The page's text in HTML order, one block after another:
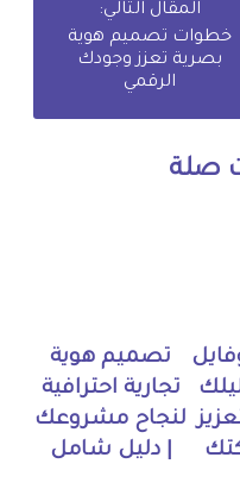
المقال التالي:
خطوات تصميم هوية
بصرية تعزز وجودك
الرقمي
صلة
تصميم هوية
تجارية احترافية
لنجاح مشروعك
| دليل شامل